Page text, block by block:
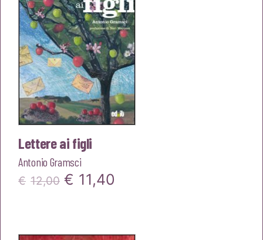
Lettere ai figli
Antonio Gramsci
€ 12,00 Il
€ 11,40